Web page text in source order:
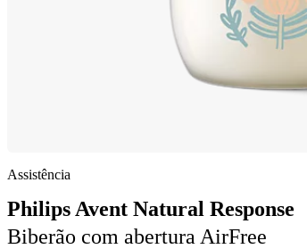
Assistência
Philips Avent Natural Response
Biberão com abertura AirFree